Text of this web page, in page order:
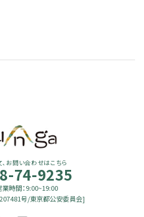
お問い合わせはこちら
74-9235
業時間：9:00~19:00
号/東京都公安委員会]